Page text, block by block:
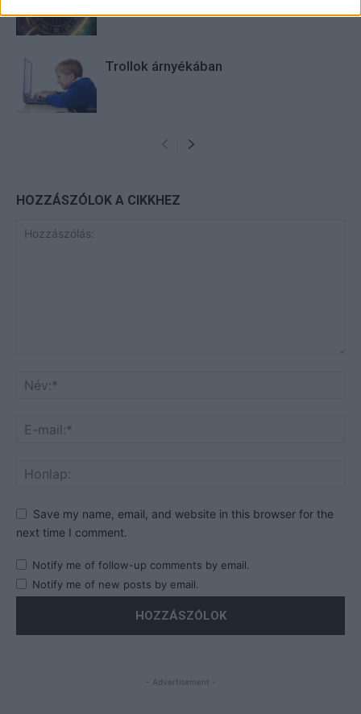
Trollok árnyékában
HOZZÁSZÓLOK A CIKKHEZ
Save my name, email, and website in this browser for the
next time I comment.
Notify me of follow-up comments by email.
Notify me of new posts by email.
- Advertisement -